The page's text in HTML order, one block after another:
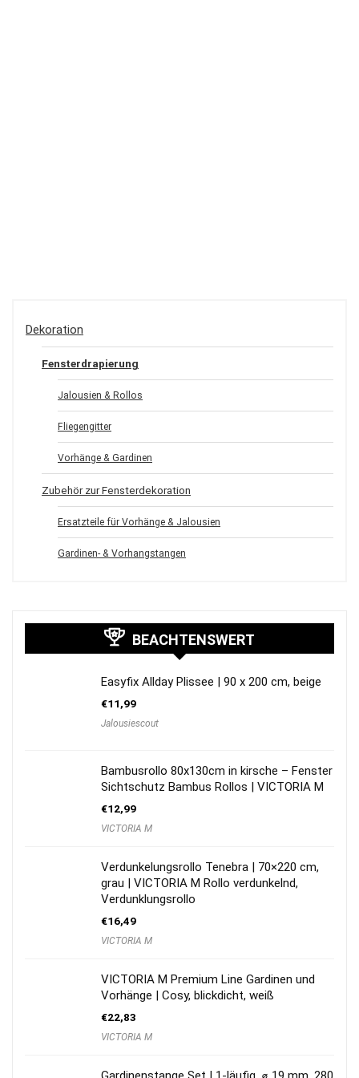
Dekoration
Fensterdrapierung
Jalousien & Rollos
Fliegengitter
Vorhänge & Gardinen
Zubehör zur Fensterdekoration
Ersatzteile für Vorhänge & Jalousien
Gardinen- & Vorhangstangen
BEACHTENSWERT
Easyfix Allday Plissee | 90 x 200 cm, beige
€11,99
Jalousiescout
Bambusrollo 80x130cm in kirsche – Fenster
Sichtschutz Bambus Rollos | VICTORIA M
€12,99
VICTORIA M
Verdunkelungsrollo Tenebra | 70×220 cm,
grau | VICTORIA M Rollo verdunkelnd,
Verdunklungsrollo
€16,49
VICTORIA M
VICTORIA M Premium Line Gardinen und
Vorhänge | Cosy, blickdicht, weiß
€22,83
VICTORIA M